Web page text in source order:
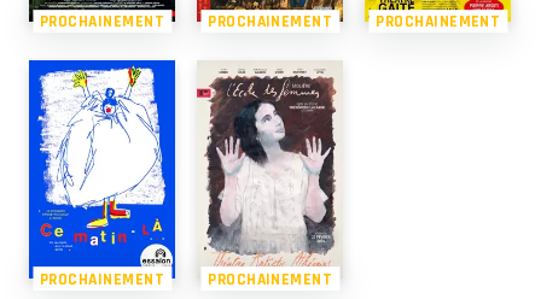
PROCHAINEMENT PROCHAINEMENT PROCHAINEMENT
PROCHAINEMENT PROCHAINEMENT